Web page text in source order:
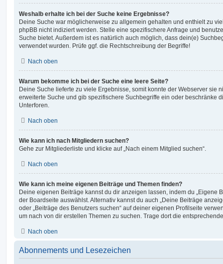
Weshalb erhalte ich bei der Suche keine Ergebnisse?
Deine Suche war möglicherweise zu allgemein gehalten und enthielt zu
phpBB nicht indiziert werden. Stelle eine spezifischere Anfrage und
Suche bietet. Außerdem ist es natürlich auch möglich, dass dein(e)
verwendet wurden. Prüfe ggf. die Rechtschreibung der Begriffe!
Nach oben
Warum bekomme ich bei der Suche eine leere Seite?
Deine Suche lieferte zu viele Ergebnisse, somit konnte der Webserver sie
erweiterte Suche und gib spezifischere Suchbegriffe ein oder beschränke
Unterforen.
Nach oben
Wie kann ich nach Mitgliedern suchen?
Gehe zur Mitgliederliste und klicke auf „Nach einem Mitglied suchen“.
Nach oben
Wie kann ich meine eigenen Beiträge und Themen finden?
Deine eigenen Beiträge kannst du dir anzeigen lassen, indem du „Eigene
der Boardseite auswählst. Alternativ kannst du auch „Deine Beiträge
oder „Beiträge des Benutzers suchen“ auf deiner eigenen Profilseite
um nach von dir erstellen Themen zu suchen. Trage dort die
Nach oben
Abonnements und Lesezeichen